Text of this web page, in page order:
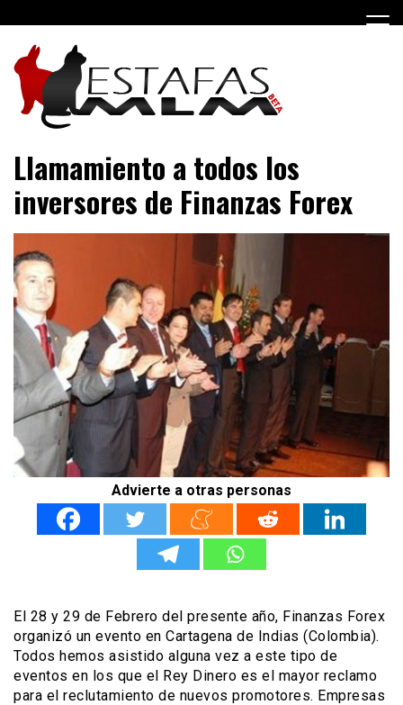
al
contenido
Estafas MLM
Llamamiento a todos los
inversores de Finanzas Forex
Advierte a otras personas
El 28 y 29 de Febrero del presente año, Finanzas Forex
organizó un evento en Cartagena de Indias (Colombia).
Todos hemos asistido alguna vez a este tipo de
eventos en los que el Rey Dinero es el mayor reclamo
para el reclutamiento de nuevos promotores. Empresas